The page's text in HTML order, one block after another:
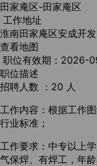
田家庵区-田家庵区
工作地址
淮南田家庵区安成开
查看地图
职位有效期：2026-
职位描述
招聘人数 ：20 人
工作内容：根据工作
行业标准；
工作要求：中专以上
气保焊、有焊工，年